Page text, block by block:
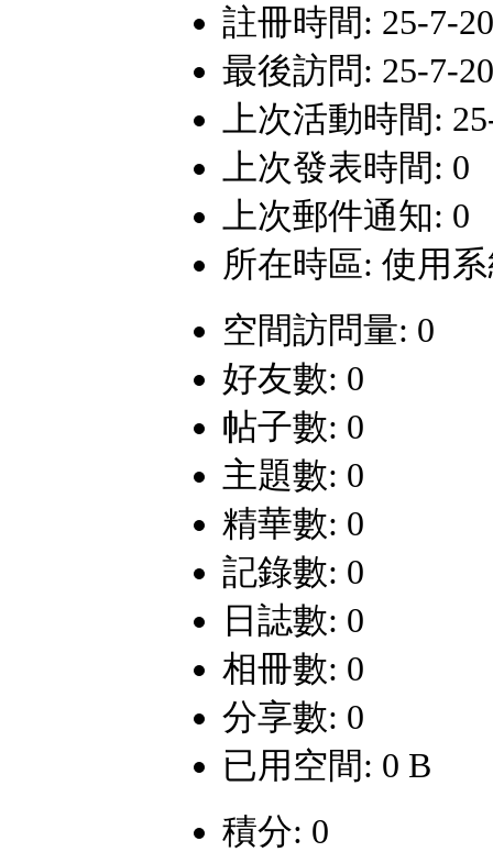
註冊時間: 25-7-
最後訪問: 25-7-
上次活動時間:
上次發表時間: 0
上次郵件通知: 0
所在時區: 使用
空間訪問量: 0
好友數: 0
帖子數: 0
主題數: 0
精華數: 0
記錄數: 0
日誌數: 0
相冊數: 0
分享數: 0
已用空間: 0 B
積分: 0